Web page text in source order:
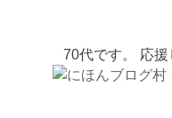
70代です。 応